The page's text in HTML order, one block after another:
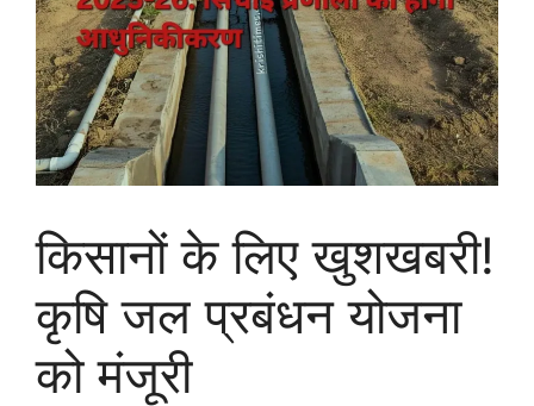
किसानों के लिए खुशखबरी!
कृषि जल प्रबंधन योजना
को मंजूरी